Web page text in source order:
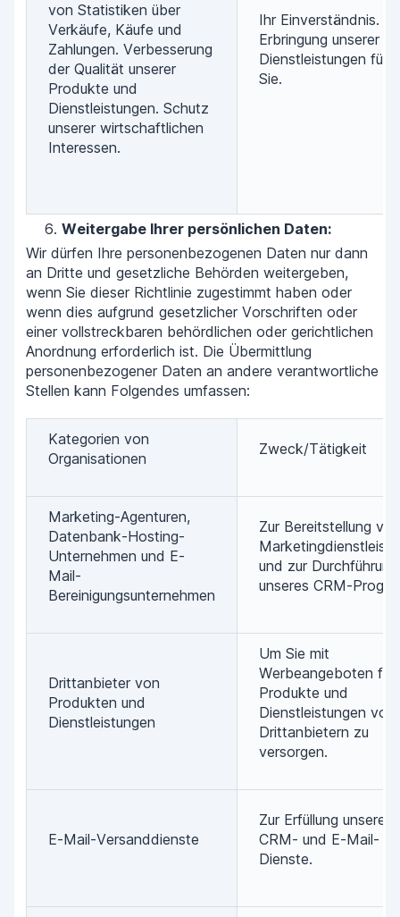
von Statistiken über
Verkäufe, Käufe und
Zahlungen. Verbesserung
der Qualität unserer
Produkte und
Dienstleistungen. Schutz
unserer wirtschaftlichen
Interessen.
Ihr Einverständnis.
Erbringung unserer
Dienstleistungen für
Sie.
Weitergabe Ihrer persönlichen Daten:
Wir dürfen Ihre personenbezogenen Daten nur dann
an Dritte und gesetzliche Behörden weitergeben,
wenn Sie dieser Richtlinie zugestimmt haben oder
wenn dies aufgrund gesetzlicher Vorschriften oder
einer vollstreckbaren behördlichen oder gerichtlichen
Anordnung erforderlich ist. Die Übermittlung
personenbezogener Daten an andere verantwortliche
Stellen kann Folgendes umfassen:
Kategorien von
Organisationen
Zweck/Tätigkeit
Marketing-Agenturen,
Datenbank-Hosting-
Unternehmen und E-
Mail-
Bereinigungsunternehmen
Zur Bereitstellung von
und zur Durchführung
unseres CRM-
Drittanbieter von
Produkten und
Dienstleistungen
Um Sie mit
Werbeangeboten für
Produkte und
Dienstleistungen von
Drittanbietern zu
versorgen.
E-Mail-Versanddienste
Zur Erfüllung unserer
CRM- und E-Mail-
Dienste.